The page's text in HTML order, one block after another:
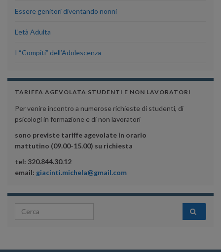
Essere genitori diventando nonni
L’età Adulta
I “Compiti” dell’Adolescenza
TARIFFA AGEVOLATA STUDENTI E NON LAVORATORI
Per venire incontro a numerose richieste di studenti, di
psicologi in formazione e di non lavoratori
sono previste tariffe agevolate in orario
mattutino (09.00-15.00) su richiesta
tel: 320.844.30.12
email: giacinti.michela@gmail.com
Search for: